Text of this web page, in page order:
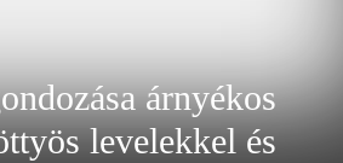
árnyékos
levelekkel és